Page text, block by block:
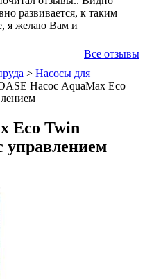
развивается, к таким
я желаю Вам и
Все отзывы
> Насосы для
Насос AquaMax Eco
Eco Twin
управлением